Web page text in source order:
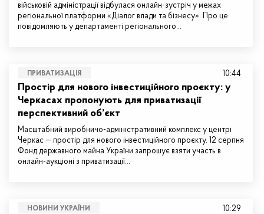
військовій адміністрації відбулася онлайн-зустріч у межах
регіональної платформи «Діалог влади та бізнесу». Про це
повідомляють у департаменті регіонального…
ПРИВАТИЗАЦІЯ
Простір для нового інвестиційного проєкту: у
Черкасах пропонують для приватизації
перспективний об’єкт
Масштабний виробничо-адміністративний комплекс у центрі
Черкас — простір для нового інвестиційного проєкту. 12 серпня
Фонд державного майна України запрошує взяти участь в
онлайн-аукціоні з приватизації…
10:44
НОВИНИ УКРАЇНИ 10:29